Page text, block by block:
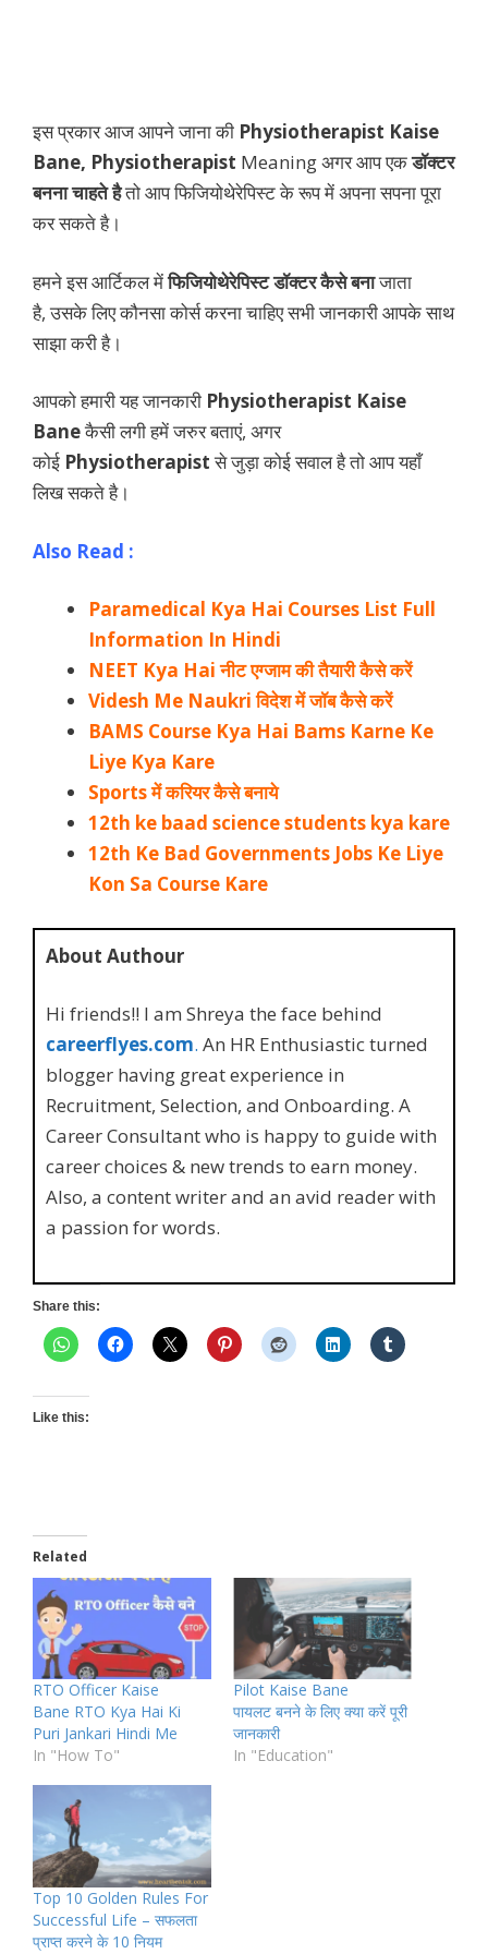
इस प्रकार आज आपने जाना की Physiotherapist Kaise
Bane, Physiotherapist Meaning अगर आप एकडॉक्टर
बनना चाहते हैतो आप फिजियोथेरेपिस्ट के रूप में अपना सपना पूरा
कर सकते है।
हमने इस आर्टिकल मेंफिजियोथेरेपिस्ट डॉक्टर कैसे बनाजाता
है, उसके लिए कौनसा कोर्स करना चाहिए सभी जानकारी आपके साथ
साझा करी है।
आपको हमारी यह जानकारी Physiotherapist Kaise
Baneकैसी लगी हमें जरुर बताएं, अगर
कोई Physiotherapistसे जुड़ा कोई सवाल है तो आप यहाँ
लिख सकते है।
Also Read :
Paramedical Kya Hai Courses List Full
Information In Hindi
NEET Kya Hai नीट एग्जाम की तैयारी कैसे करें
Videsh Me Naukri विदेश में जॉब कैसे करें
BAMS Course Kya Hai Bams Karne Ke
Liye Kya Kare
Sports में करियर कैसे बनाये
12th ke baad science students kya kare
12th Ke Bad Governments Jobs Ke Liye
Kon Sa Course Kare
About Authour
Hi friends!! I am Shreya the face behind
careerflyes.com. An HR Enthusiastic turned
blogger having great experience in
Recruitment, Selection, and Onboarding. A
Career Consultant who is happy to guide with
career choices & new trends to earn money.
Also, a content writer and an avid reader with
a passion for words.
Share this:
Like this:
Related
RTO Officer Kaise
Bane RTO Kya Hai Ki
Puri Jankari Hindi Me
In "How To"
Pilot Kaise Bane
पायलट बनने के लिए क्या करें पूरी
जानकारी
In "Education"
Top 10 Golden Rules For
Successful Life – सफलता
प्राप्त करने के 10 नियम